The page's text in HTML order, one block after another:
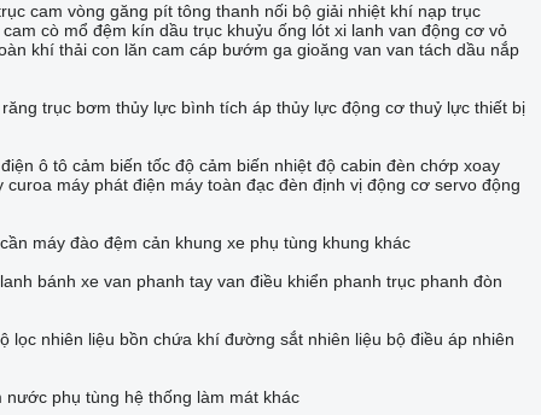
cam vòng găng pít tông thanh nối bộ giải nhiệt khí nạp trục
cò mổ đệm kín dầu trục khuỷu ống lót xi lanh van động cơ vỏ
khí thải con lăn cam cáp bướm ga gioăng van van tách dầu nắp
trục bơm thủy lực bình tích áp thủy lực động cơ thuỷ lực thiết bị
ô tô cảm biến tốc độ cảm biến nhiệt độ cabin đèn chớp xoay
curoa máy phát điện máy toàn đạc đèn định vị động cơ servo động
cần máy đào đệm cản khung xe phụ tùng khung khác
bánh xe van phanh tay van điều khiển phanh trục phanh đòn
lọc nhiên liệu bồn chứa khí đường sắt nhiên liệu bộ điều áp nhiên
nước phụ tùng hệ thống làm mát khác